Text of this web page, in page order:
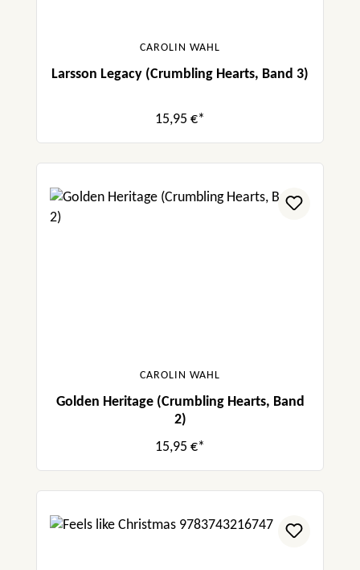
CAROLIN WAHL
Larsson Legacy (Crumbling Hearts, Band 3)
15,95 €*
CAROLIN WAHL
Golden Heritage (Crumbling Hearts, Band
2)
15,95 €*